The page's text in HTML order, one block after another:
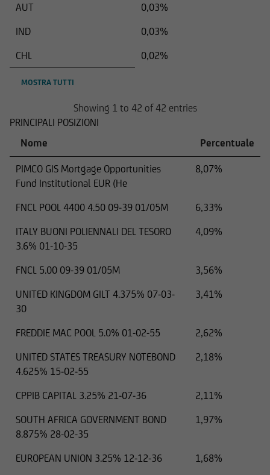
AUT
0,03%
IND
0,03%
CHL
0,02%
MOSTRA TUTTI
Showing 1 to 42 of 42 entries
PRINCIPALI POSIZIONI
Nome
Percentuale
PIMCO GIS Mortgage Opportunities
Fund Institutional EUR (He
8,07%
FNCL POOL 4400 4.50 09-39 01/05M
6,33%
ITALY BUONI POLIENNALI DEL TESORO
3.6% 01-10-35
4,09%
FNCL 5.00 09-39 01/05M
3,56%
UNITED KINGDOM GILT 4.375% 07-03-
30
3,41%
FREDDIE MAC POOL 5.0% 01-02-55
2,62%
UNITED STATES TREASURY NOTEBOND
4.625% 15-02-55
2,18%
CPPIB CAPITAL 3.25% 21-07-36
2,11%
SOUTH AFRICA GOVERNMENT BOND
8.875% 28-02-35
1,97%
EUROPEAN UNION 3.25% 12-12-36
1,68%